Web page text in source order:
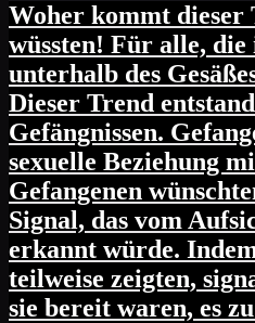
Woher kommt dieser
wüssten! Für alle, die
unterhalb des
Dieser Trend
Gefängnissen.
sexuelle Beziehung
Gefangenen
Signal, das vom
erkannt würde.
teilweise zeigten,
sie bereit waren, es